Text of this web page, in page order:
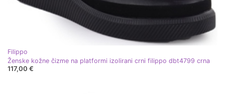
Filippo
Ženske kožne čizme na platformi izolirani crni filippo dbt4799 crna
117,00 €